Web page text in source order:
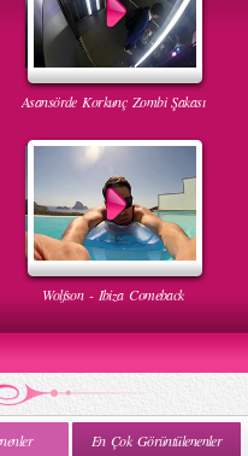
Asansörde Korkunç Zombi Şakası
Wolfson - Ibiza Comeback
En Çok Görüntülenenler